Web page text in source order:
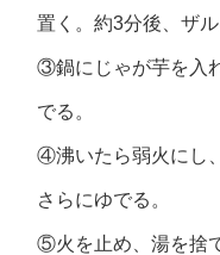
置く。約3分後、ザル
③鍋にじゃが芋を入
でる。
④沸いたら弱火にし
さらにゆでる。
⑤火を止め、湯を捨